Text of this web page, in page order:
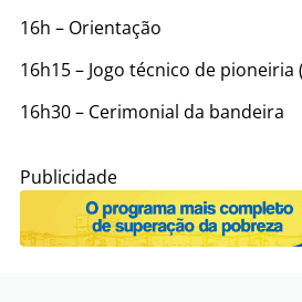
16h – Orientação
16h15 – Jogo técnico de pioneiria
16h30 – Cerimonial da bandeira
Publicidade